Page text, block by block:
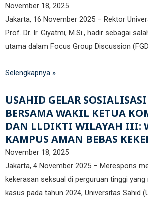
November 18, 2025
Jakarta, 16 November 2025 – Rektor
Prof. Dr. Ir. Giyatmi, M.Si., hadir sebagai
utama dalam Focus Group Discussion
Selengkapnya »
USAHID GELAR
BERSAMA WAKIL KETUA
DAN LLDIKTI WILAYAH III:
KAMPUS AMAN BEBAS
November 18, 2025
Jakarta, 4 November 2025 – Merespons
kekerasan seksual di perguruan tinggi yang
kasus pada tahun 2024, Universitas Sahid